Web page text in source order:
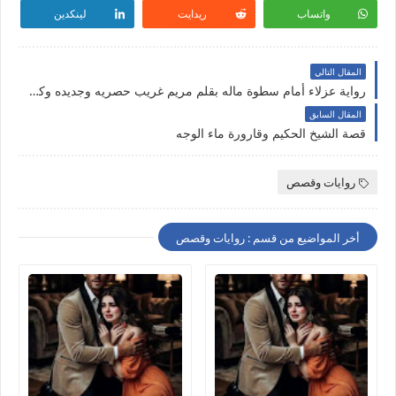
واتساب ريدايت لينكدين
المقال التالي
رواية عزلاء أمام سطوة ماله بقلم مريم غريب حصريه وجديده وكامله جميع الفصول على مدونة النجم المتوهج
المقال السابق
قصة الشيخ الحكيم وقارورة ماء الوجه
روايات وقصص
أخر المواضيع من قسم : روايات وقصص